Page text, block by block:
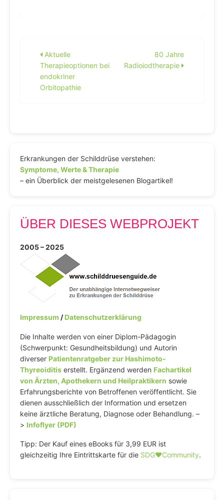
Beitragsnavigation
Aktuelle
Therapieoptionen bei
endokriner
Orbitopathie
80 Jahre
Radioiodtherapie
Erkrankungen der Schilddrüse verstehen:
Symptome, Werte & Therapie
– ein Überblick der meistgelesenen Blogartikel!
ÜBER DIESES WEBPROJEKT
2005 – 2025
Impressum /Datenschutzerklärung
Die Inhalte werden von einer Diplom-Pädagogin
(Schwerpunkt: Gesundheitsbildung) und Autorin
diverser Patientenratgeber zur Hashimoto-
Thyreoiditis erstellt. Ergänzend werden Fachartikel
von Ärzten, Apothekern und Heilpraktikern sowie
Erfahrungsberichte von Betroffenen veröffentlicht. Sie
dienen ausschließlich der Information und ersetzen
keine ärztliche Beratung, Diagnose oder Behandlung. –
> Infoflyer (PDF)
Tipp: Der Kauf eines eBooks für 3,99 EUR ist
gleichzeitig Ihre Eintrittskarte für die SDG♥️Community.